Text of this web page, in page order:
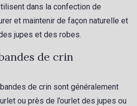
dans la confection de
et maintenir de façon naturelle et
jupes et des robes.
de crin
de crin sont généralement
ou près de l’ourlet des jupes ou